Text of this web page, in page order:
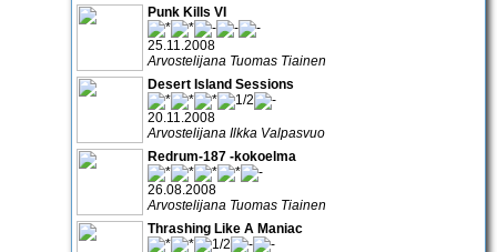
Punk Kills VI
25.11.2008
Arvostelijana Tuomas Tiainen
Desert Island Sessions
20.11.2008
Arvostelijana Ilkka Valpasvuo
Redrum-187 -kokoelma
26.08.2008
Arvostelijana Tuomas Tiainen
Thrashing Like A Maniac